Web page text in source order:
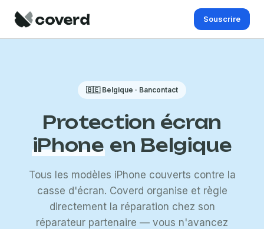
Souscrire
🇧🇪 Belgique · Bancontact
Protection écran
iPhone en Belgique
Tous les modèles iPhone couverts contre la
casse d'écran. Coverd organise et règle
directement la réparation chez son
réparateur partenaire — vous n'avancez